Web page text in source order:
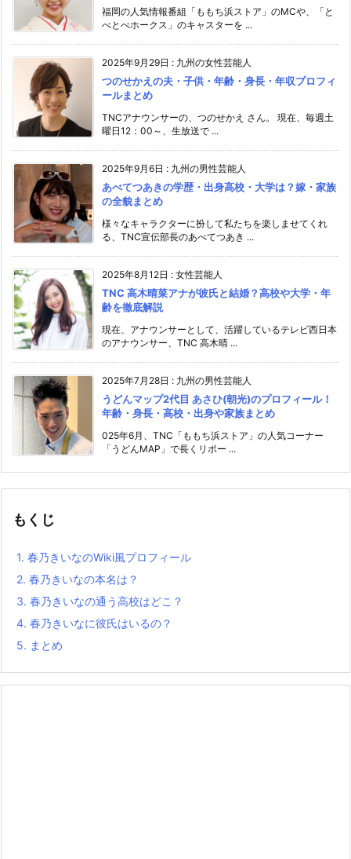
福岡の人気情報番組「ももち浜ストア」のMCや、「と
べとべホークス」のキャスターを ...
2025年9月29日 : 九州の女性芸能人
つのせかえの夫・子供・年齢・身長・年収プロフィ
ールまとめ
TNCアナウンサーの、つのせかえ さん。 現在、毎週土
曜日12：00～、生放送で ...
2025年9月6日 : 九州の男性芸能人
あべてつあきの学歴・出身高校・大学は？嫁・家族
の全貌まとめ
様々なキャラクターに扮して私たちを楽しませてくれ
る、TNC宣伝部長のあべてつあき ...
2025年8月12日 : 女性芸能人
TNC 高木晴菜アナが彼氏と結婚？高校や大学・年
齢を徹底解説
現在、アナウンサーとして、活躍しているテレビ西日本
のアナウンサー、TNC 高木晴 ...
2025年7月28日 : 九州の男性芸能人
うどんマップ2代目 あさひ(朝光)のプロフィール！
年齢・身長・高校・出身や家族まとめ
025年6月、TNC「ももち浜ストア」の人気コーナー
「うどんMAP」で長くリポー ...
もくじ
1. 春乃きいなのWiki風プロフィール
2. 春乃きいなの本名は？
3. 春乃きいなの通う高校はどこ？
4. 春乃きいなに彼氏はいるの？
5. まとめ